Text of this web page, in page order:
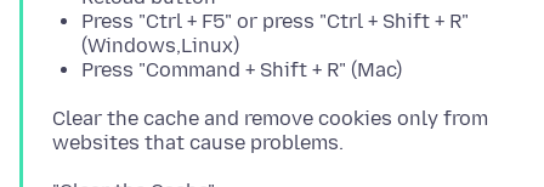
Press "Ctrl + F5" or press "Ctrl + Shift + R"
(Windows,Linux)
Press "Command + Shift + R" (Mac)
Clear the cache and remove cookies only from